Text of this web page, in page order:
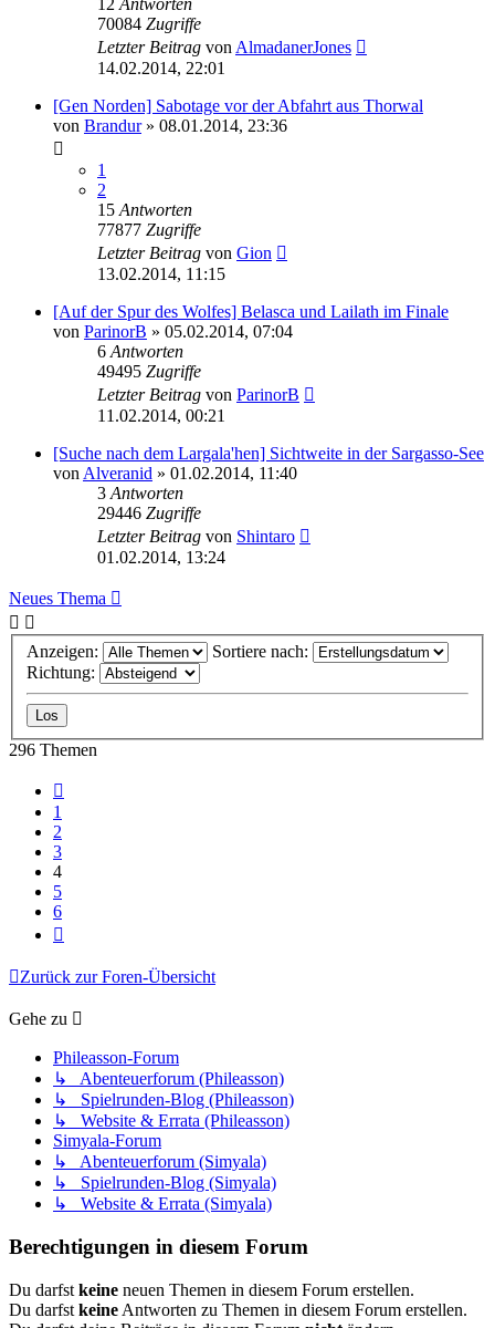
70084 Zugriffe
Letzter Beitrag von AlmadanerJones
14.02.2014, 22:01
[Gen Norden] Sabotage vor der Abfahrt aus Thorwal
von Brandur» 08.01.2014, 23:36
1
2
15 Antworten
77877 Zugriffe
Letzter Beitrag von Gion
13.02.2014, 11:15
[Auf der Spur des Wolfes] Belasca und Lailath im Finale
von ParinorB » 05.02.2014, 07:04
6 Antworten
49495 Zugriffe
Letzter Beitrag von ParinorB
11.02.2014, 00:21
[Suche nach dem Largala'hen] Sichtweite in der Sargasso-See
von Alveranid » 01.02.2014, 11:40
3 Antworten
29446 Zugriffe
Letzter Beitrag von Shintaro
01.02.2014, 13:24
Neues Thema
Anzeigen:
Sortiere nach:
Richtung:
296 Themen
1
2
3
4
5
6
Zurück zur Foren-Übersicht
Gehe zu
Phileasson-Forum
↳ Abenteuerforum (Phileasson)
↳ Spielrunden-Blog (Phileasson)
↳ Website & Errata (Phileasson)
Simyala-Forum
↳ Abenteuerforum (Simyala)
↳ Spielrunden-Blog (Simyala)
↳ Website & Errata (Simyala)
Berechtigungen in diesem Forum
Du darfst keine neuen Themen in diesem Forum erstellen.
Du darfst keine Antworten zu Themen in diesem Forum erstellen.